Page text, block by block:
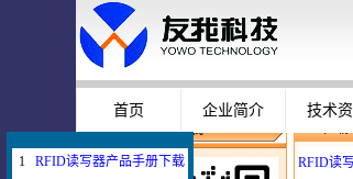
首页 企业简介 技术
企业使用员工卡登录计算机配
Windows智能卡登录系统
WEB浏览器与UHF超高频读
微信扫一扫联系我
RFID读
1
RFID读写器产品手册下载